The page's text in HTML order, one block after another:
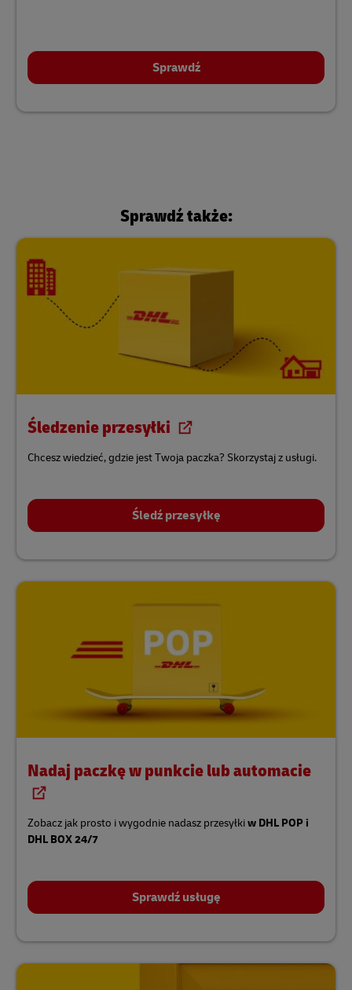
Sprawdź
Sprawdź także:
Śledzenie przesyłki
Chcesz wiedzieć, gdzie jest Twoja paczka? Skorzystaj z usługi.
Śledź przesyłkę
Nadaj paczkę w punkcie lub automacie
Zobacz jak prosto i wygodnie nadasz przesyłkiw DHL POP i
DHL BOX 24/7
Sprawdź usługę